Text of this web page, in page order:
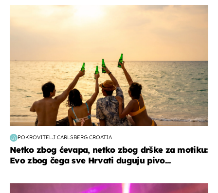
POKROVITELJ CARLSBERG CROATIA
Netko zbog ćevapa, netko zbog drške za motiku:
Evo zbog čega sve Hrvati duguju pivo...